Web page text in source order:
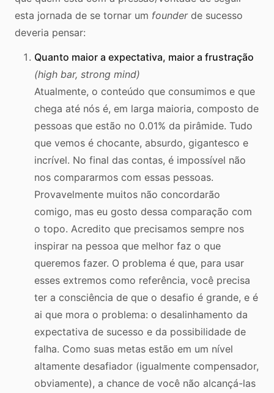
esta jornada de se tornar um founderde sucesso
deveria pensar:
Quanto maior a expectativa, maior a frustração
(high bar, strong mind)
Atualmente, o conteúdo que consumimos e que
chega até nós é, em larga maioria, composto de
pessoas que estão no 0.01% da pirâmide. Tudo
que vemos é chocante, absurdo, gigantesco e
incrível. No final das contas, é impossível não
nos compararmos com essas pessoas.
Provavelmente muitos não concordarão
comigo, mas eu gosto dessa comparação com
o topo. Acredito que precisamos sempre nos
inspirar na pessoa que melhor faz o que
queremos fazer. O problema é que, para usar
esses extremos como referência, você precisa
ter a consciência de que o desafio é grande, e é
ai que mora o problema: o desalinhamento da
expectativa de sucesso e da possibilidade de
falha. Como suas metas estão em um nível
altamente desafiador (igualmente compensador,
obviamente), a chance de você não alcançá-las